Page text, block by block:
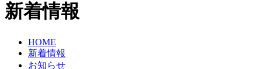
新着情報
HOME
新着情報
お知らせ